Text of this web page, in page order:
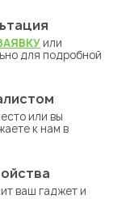
или
для подробной
или вы
к нам в
ваш гаджет и